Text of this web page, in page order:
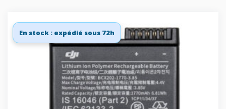
En stock : expédié sous 72h